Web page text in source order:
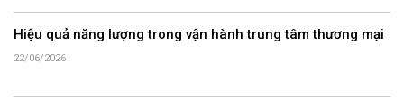
Hiệu quả năng lượng trong vận hành trung tâm thương mại
22/06/2026